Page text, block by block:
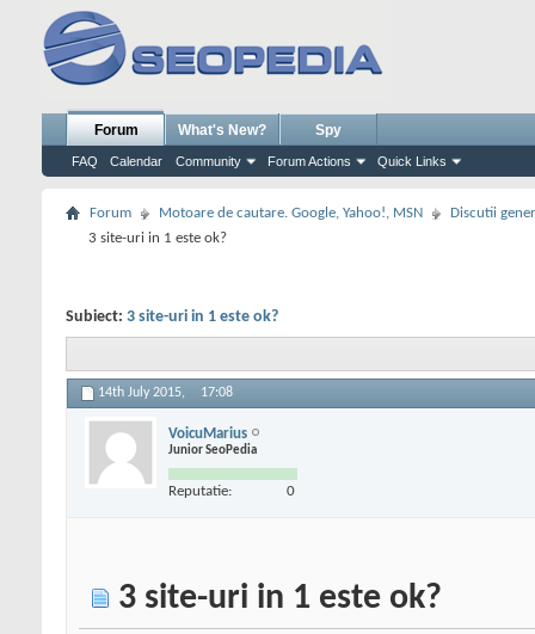
Forum
FAQ Calendar Community Forum Actions Quick Links
What's New? Spy
Forum Motoare de cautare. Google, Yahoo!, MSN
Discutii
3 site-uri in 1 este ok?
Subiect: 3 site-uri in 1 este ok?
14th July 2015, 17:08
VoicuMarius
Junior SeoPedia
Reputatie: 0
3 site-uri in 1 este ok?